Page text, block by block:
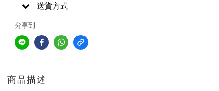
送貨方式
分享到
商品描述